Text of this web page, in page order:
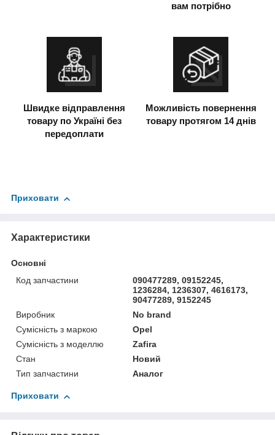
вам потрібно
Швидке відправлення
товару по Україні без
передоплати
Можливість повернення
товару протягом 14 днів
Приховати
Характеристики
Основні
Код запчастини
090477289, 09152245,
1236284, 1236307, 4616173,
90477289, 9152245
Виробник
No brand
Сумісність з маркою
Opel
Сумісність з моделлю
Zafira
Стан
Новий
Тип запчастини
Аналог
Приховати